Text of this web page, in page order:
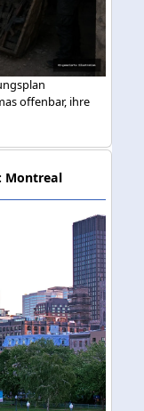
offenbar, ihre
Montreal